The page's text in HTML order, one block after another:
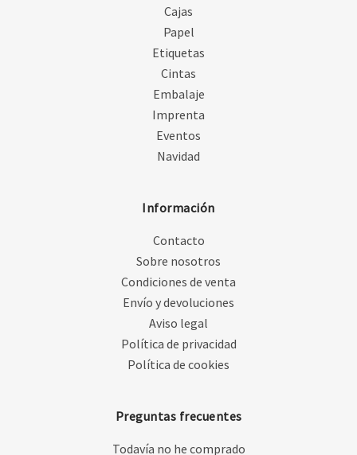
Cajas
Papel
Etiquetas
Cintas
Embalaje
Imprenta
Eventos
Navidad
Información
Contacto
Sobre nosotros
Condiciones de venta
Envío y devoluciones
Aviso legal
Política de privacidad
Política de cookies
Preguntas frecuentes
Todavía no he comprado